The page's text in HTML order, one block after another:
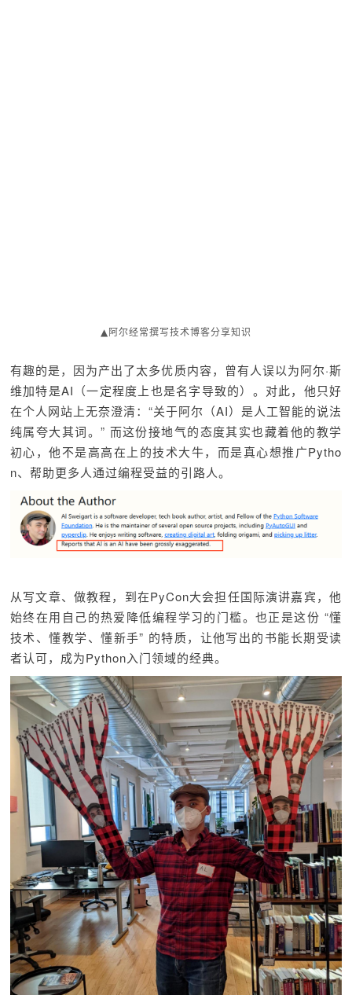
▲阿尔经常撰写技术博客分享知识
有趣的是，因为产出了太多优质内容，曾有人误以为阿尔·斯
维加特是AI（一定程度上也是名字导致的）。对此，他只好
在个人网站上无奈澄清：“关于阿尔（AI）是人工智能的说法
纯属夸大其词。” 而这份接地气的态度其实也藏着他的教学
初心，他不是高高在上的技术大牛，而是真心想推广Pytho
n、帮助更多人通过编程受益的引路人。
从写文章、做教程，到在PyCon大会担任国际演讲嘉宾，他
始终在用自己的热爱降低编程学习的门槛。也正是这份 “懂
技术、懂教学、懂新手” 的特质，让他写出的书能长期受读
者认可，成为Python入门领域的经典。